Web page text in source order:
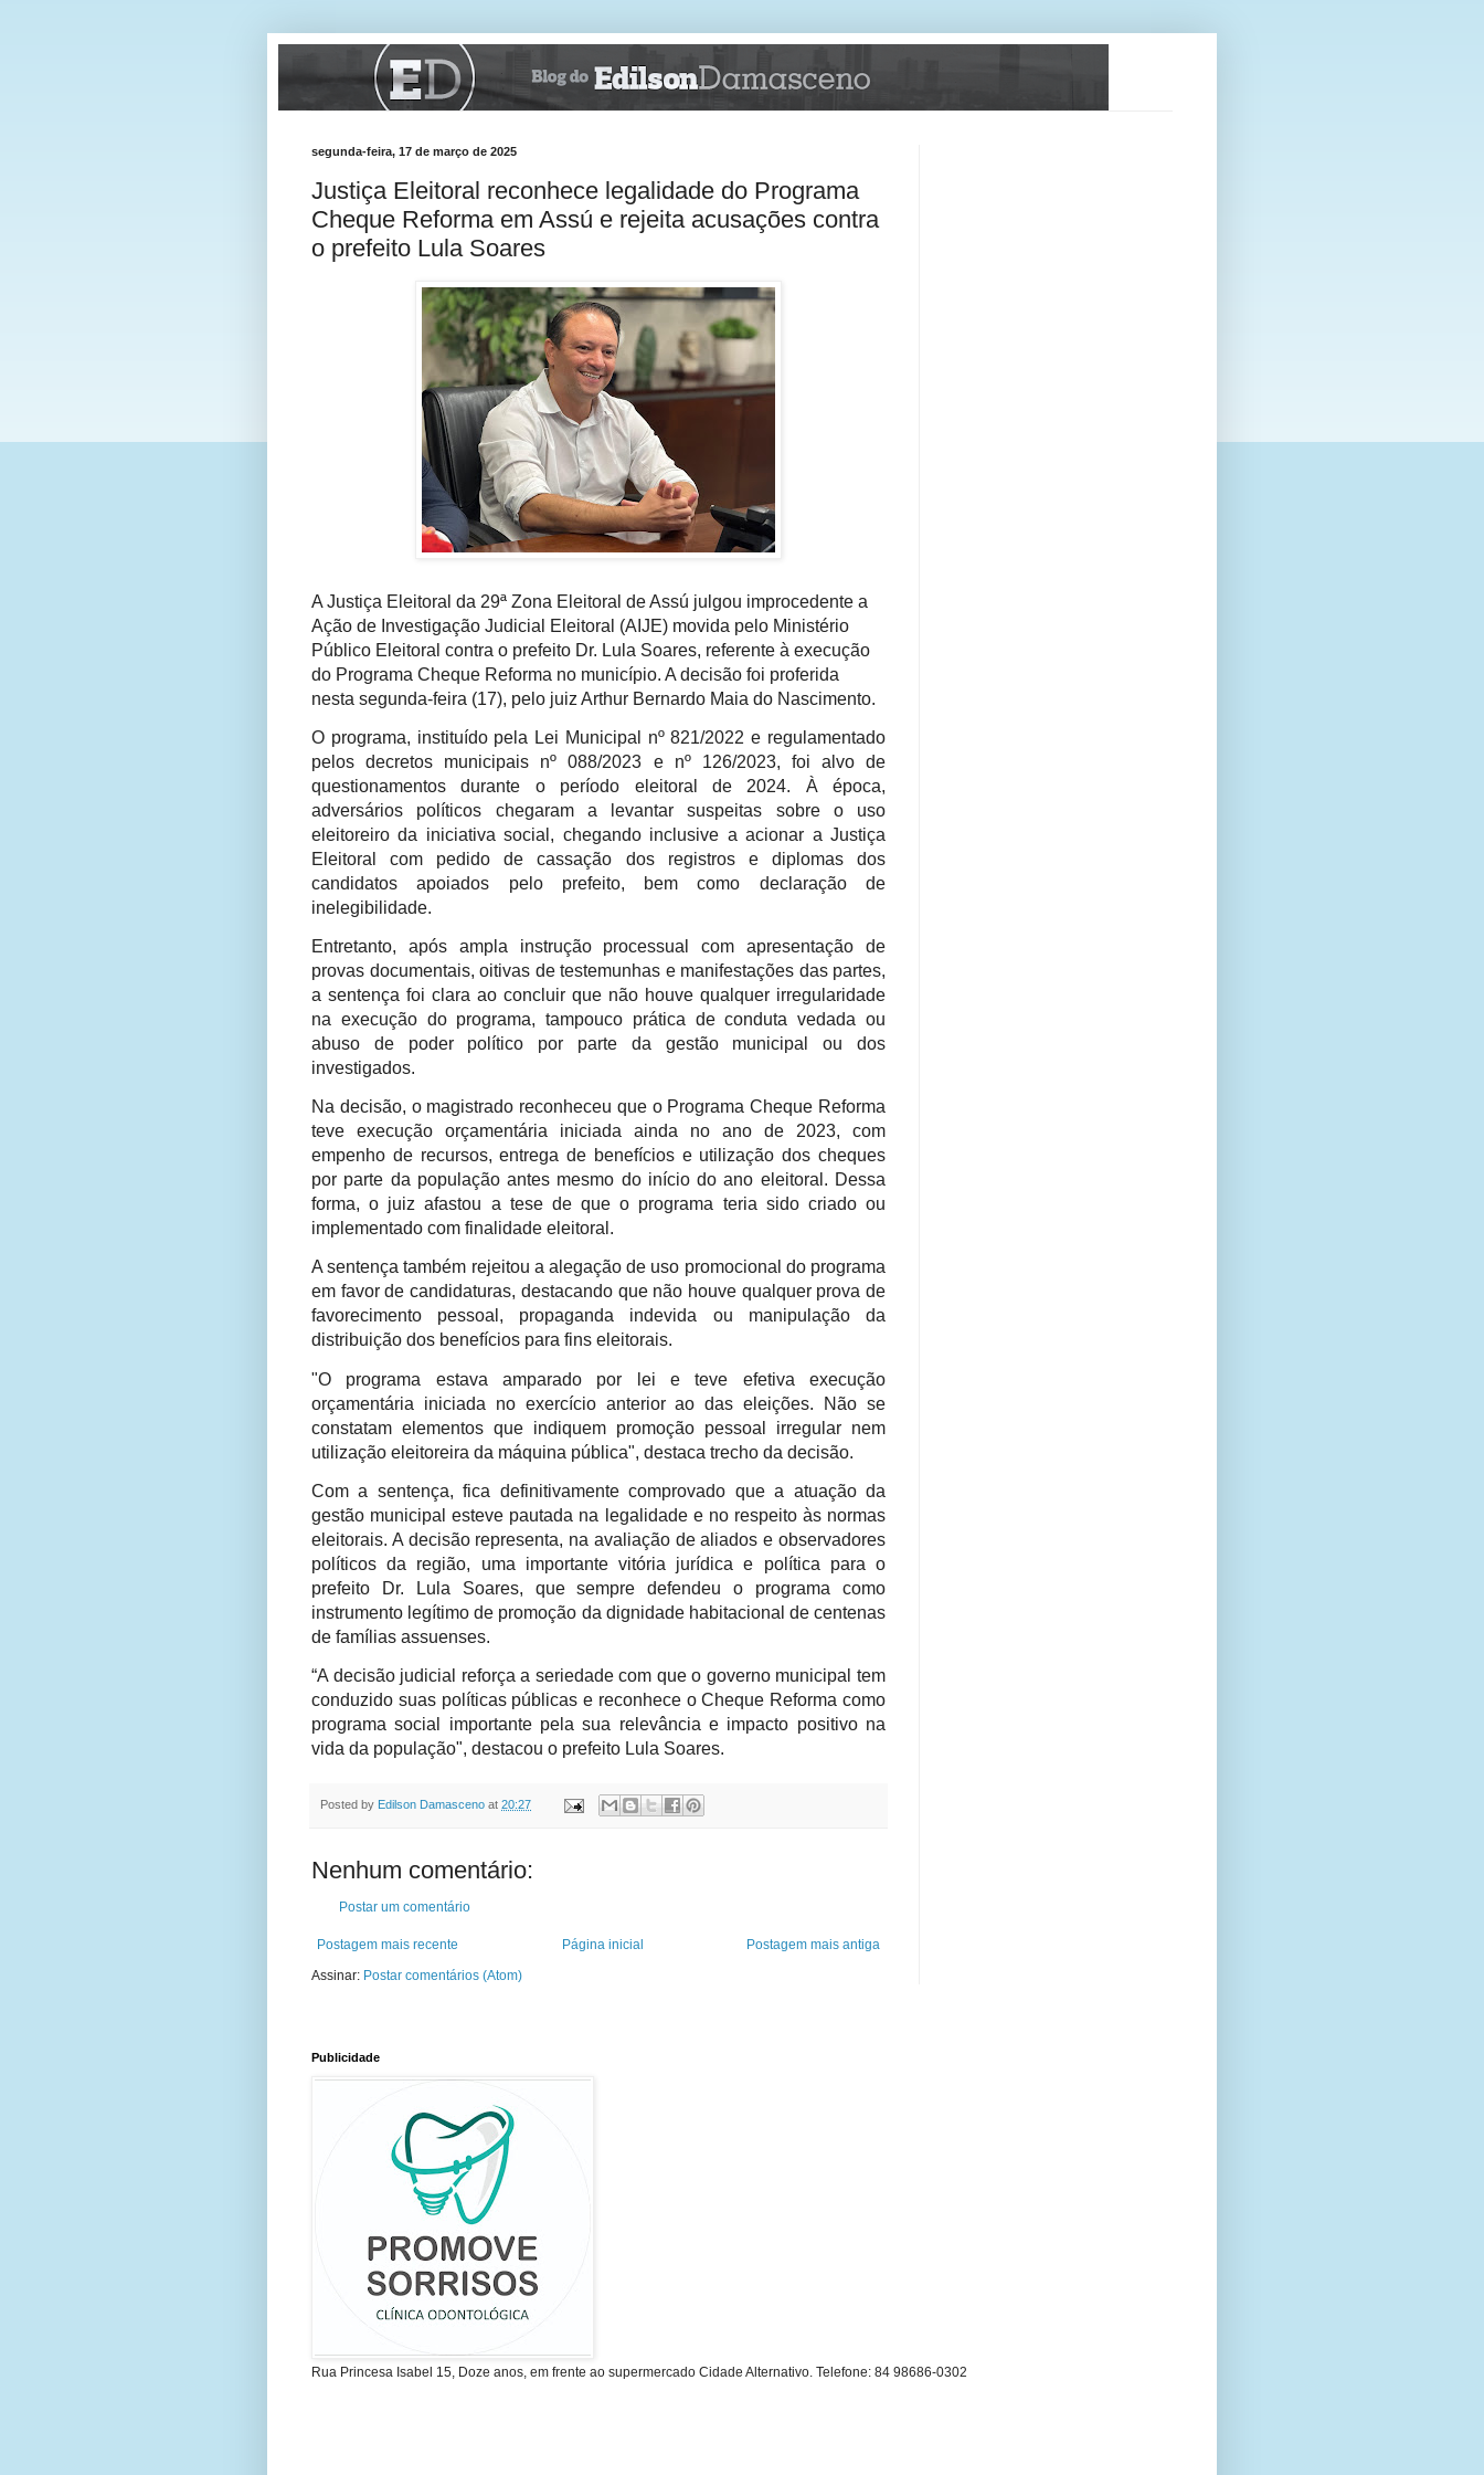
segunda-feira, 17 de março de 2025
Justiça Eleitoral reconhece legalidade do Programa
Cheque Reforma em Assú e rejeita acusações contra
o prefeito Lula Soares
A Justiça Eleitoral da 29ª Zona Eleitoral de Assú julgou improcedente a
Ação de Investigação Judicial Eleitoral (AIJE) movida pelo Ministério
Público Eleitoral contra o prefeito Dr. Lula Soares, referente à execução
do Programa Cheque Reforma no município. A decisão foi proferida
nesta segunda-feira (17), pelo juiz Arthur Bernardo Maia do Nascimento.
O programa, instituído pela Lei Municipal nº 821/2022 e regulamentado
pelos decretos municipais nº 088/2023 e nº 126/2023, foi alvo de
questionamentos durante o período eleitoral de 2024. À época,
adversários políticos chegaram a levantar suspeitas sobre o uso
eleitoreiro da iniciativa social, chegando inclusive a acionar a Justiça
Eleitoral com pedido de cassação dos registros e diplomas dos
candidatos apoiados pelo prefeito, bem como declaração de
inelegibilidade.
Entretanto, após ampla instrução processual com apresentação de
provas documentais, oitivas de testemunhas e manifestações das partes,
a sentença foi clara ao concluir que não houve qualquer irregularidade
na execução do programa, tampouco prática de conduta vedada ou
abuso de poder político por parte da gestão municipal ou dos
investigados.
Na decisão, o magistrado reconheceu que o Programa Cheque Reforma
teve execução orçamentária iniciada ainda no ano de 2023, com
empenho de recursos, entrega de benefícios e utilização dos cheques
por parte da população antes mesmo do início do ano eleitoral. Dessa
forma, o juiz afastou a tese de que o programa teria sido criado ou
implementado com finalidade eleitoral.
A sentença também rejeitou a alegação de uso promocional do programa
em favor de candidaturas, destacando que não houve qualquer prova de
favorecimento pessoal, propaganda indevida ou manipulação da
distribuição dos benefícios para fins eleitorais.
"O programa estava amparado por lei e teve efetiva execução
orçamentária iniciada no exercício anterior ao das eleições. Não se
constatam elementos que indiquem promoção pessoal irregular nem
utilização eleitoreira da máquina pública", destaca trecho da decisão.
Com a sentença, fica definitivamente comprovado que a atuação da
gestão municipal esteve pautada na legalidade e no respeito às normas
eleitorais. A decisão representa, na avaliação de aliados e observadores
políticos da região, uma importante vitória jurídica e política para o
prefeito Dr. Lula Soares, que sempre defendeu o programa como
instrumento legítimo de promoção da dignidade habitacional de centenas
de famílias assuenses.
“A decisão judicial reforça a seriedade com que o governo municipal tem
conduzido suas políticas públicas e reconhece o Cheque Reforma como
programa social importante pela sua relevância e impacto positivo na
vida da população", destacou o prefeito Lula Soares.
Posted by Edilson Damasceno at 20:27
Nenhum comentário:
Postar um comentário
Postagem mais recente Postagem mais antiga
Página inicial
Assinar: Postar comentários (Atom)
Publicidade
Rua Princesa Isabel 15, Doze anos, em frente ao supermercado Cidade Alternativo. Telefone: 84 98686-0302